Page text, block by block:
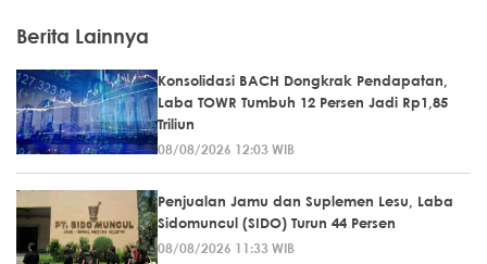
Berita Lainnya
Konsolidasi BACH Dongkrak Pendapatan,
Laba TOWR Tumbuh 12 Persen Jadi Rp1,85
Triliun
08/08/2026 12:03 WIB
Penjualan Jamu dan Suplemen Lesu, Laba
Sidomuncul (SIDO) Turun 44 Persen
08/08/2026 11:33 WIB